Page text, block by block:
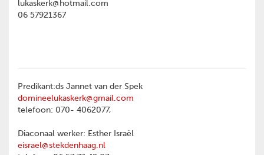
lukaskerk@hotmail.com
06 57921367
Predikant:ds Jannet van der Spek
domineelukaskerk@gmail.com
telefoon: 070- 4062077,
Diaconaal werker: Esther Israël
eisrael@stekdenhaag.nl